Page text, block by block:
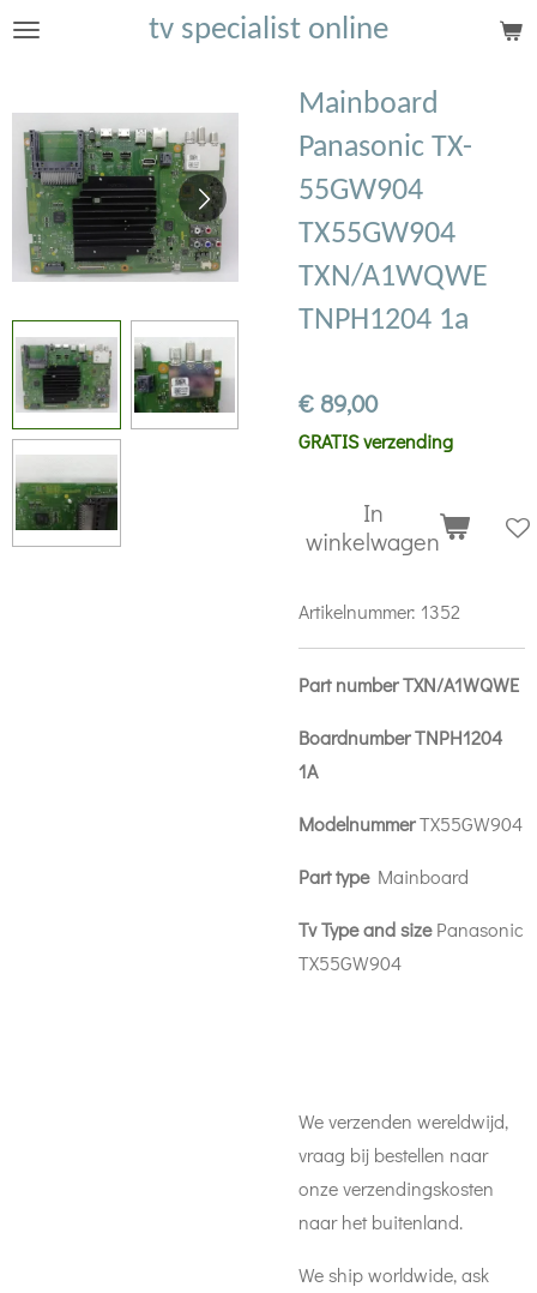
Ga
de
hoofdinhoud
tv specialist online
Mainboard
Panasonic TX-
55GW904
TX55GW904
TXN/A1WQWE
TNPH1204 1a
€ 89,00
GRATIS verzending
In
winkelwagen
Artikelnummer: 1352
Part number TXN/A1WQWE
Boardnumber TNPH1204
1A
ModelnummerTX55GW904
Part typeMainboard
Tv Type and sizePanasonic
TX55GW904
We verzenden wereldwijd,
vraag bij bestellen naar
onze verzendingskosten
naar het buitenland.
We ship worldwide, ask